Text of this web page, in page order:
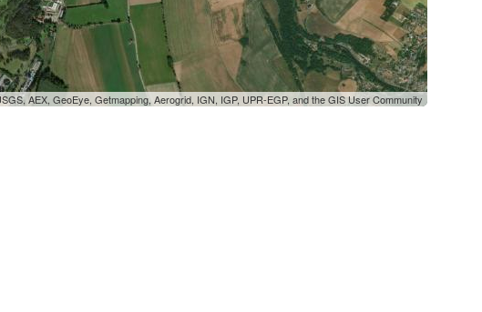
AEX, GeoEye, Getmapping, Aerogrid, IGN, IGP, UPR-EGP, and the GIS User Community